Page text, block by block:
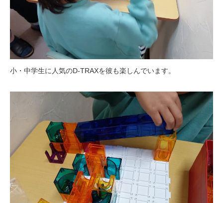
小・中学生に人気のD-TRAXを彼も楽しんでいます。